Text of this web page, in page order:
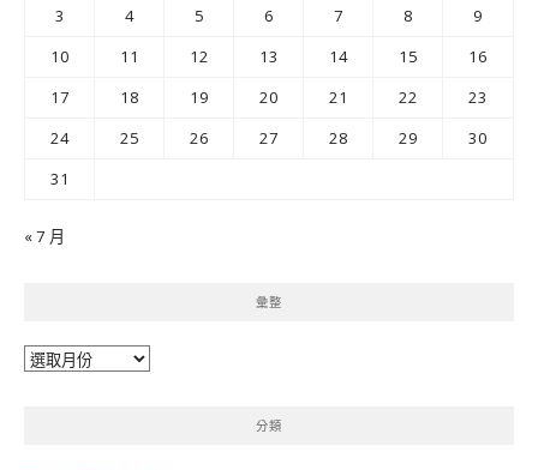
3
4 5 6 7 8
9
10
11 12 13 14 15
16
17
18 19 20 21 22
23
24
25 26 27 28 29
30
31
« 7 月
彙整
彙
分類